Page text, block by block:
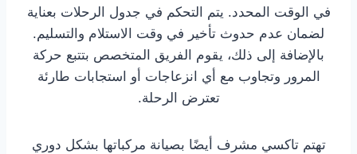
في الوقت المحدد. يتم التحكم في جدول الرحلات بعناية
لضمان عدم حدوث تأخير في وقت الاستلام والتسليم.
بالإضافة إلى ذلك، يقوم الفريق المتخصص بتتبع حركة
المرور وتجاوب مع أي انزعاجات أو استجابات طارئة
تعترض الرحلة.
تهتم تاكسي مشرف أيضًا بصيانة مركباتها بشكل دوري